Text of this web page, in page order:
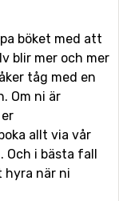
böket med att
blir mer och mer
tåg med en
Om ni är
allt via vår
. Och i bästa fall
hyra när ni